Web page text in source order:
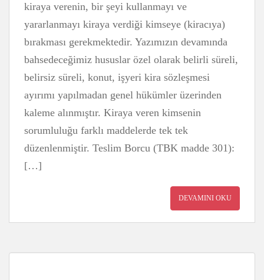
kiraya verenin, bir şeyi kullanmayı ve
yararlanmayı kiraya verdiği kimseye (kiracıya)
bırakması gerekmektedir. Yazımızın devamında
bahsedeceğimiz hususlar özel olarak belirli süreli,
belirsiz süreli, konut, işyeri kira sözleşmesi
ayırımı yapılmadan genel hükümler üzerinden
kaleme alınmıştır. Kiraya veren kimsenin
sorumluluğu farklı maddelerde tek tek
düzenlenmiştir. Teslim Borcu (TBK madde 301):
[…]
DEVAMINI OKU